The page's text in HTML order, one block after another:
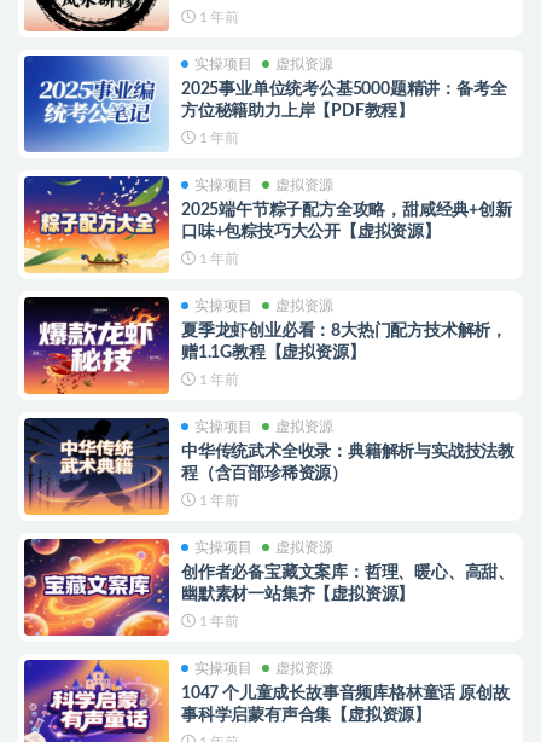
1 年前
实操项目 虚拟资源
2025事业单位统考公基5000题精讲：备考全
方位秘籍助力上岸【PDF教程】
1 年前
实操项目 虚拟资源
2025端午节粽子配方全攻略，甜咸经典+创新
口味+包粽技巧大公开【虚拟资源】
1 年前
实操项目 虚拟资源
夏季龙虾创业必看：8大热门配方技术解析，
赠1.1G教程【虚拟资源】
1 年前
实操项目 虚拟资源
中华传统武术全收录：典籍解析与实战技法教
程（含百部珍稀资源）
1 年前
实操项目 虚拟资源
创作者必备宝藏文案库：哲理、暖心、高甜、
幽默素材一站集齐【虚拟资源】
1 年前
实操项目 虚拟资源
1047 个儿童成长故事音频库格林童话 原创故
事科学启蒙有声合集【虚拟资源】